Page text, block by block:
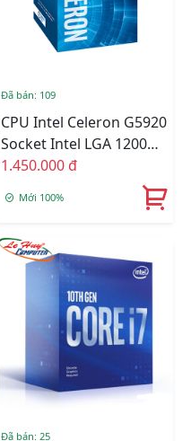
Đã bán: 109
CPU Intel Celeron G5920
Socket Intel LGA 1200
BOX Online
1.450.000 đ
Mới 100%
Đã bán: 25